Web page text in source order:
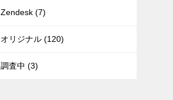
Zendesk (7)
オリジナル (120)
調査中 (3)